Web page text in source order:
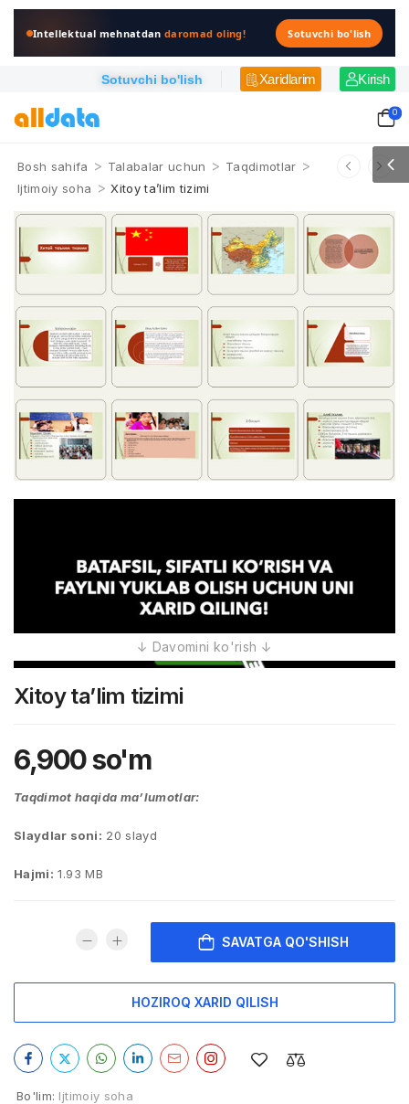
Intellektual mehnatdandaromad oling! Sotuvchi bo'lish
Sotuvchi bo'lish Xaridlarim Kirish
0
Bosh sahifa > Talabalar uchun > Taqdimotlar >
Ijtimoiy soha > Xitoy ta’lim tizimi
Xitoy ta’lim tizimi
6,900so'm
Taqdimot haqida ma’lumotlar:
Slaydlar soni: 20 slayd
Hajmi: 1.93 MB
SAVATGA QO'SHISH
HOZIROQ XARID QILISH
Bo'lim: Ijtimoiy soha